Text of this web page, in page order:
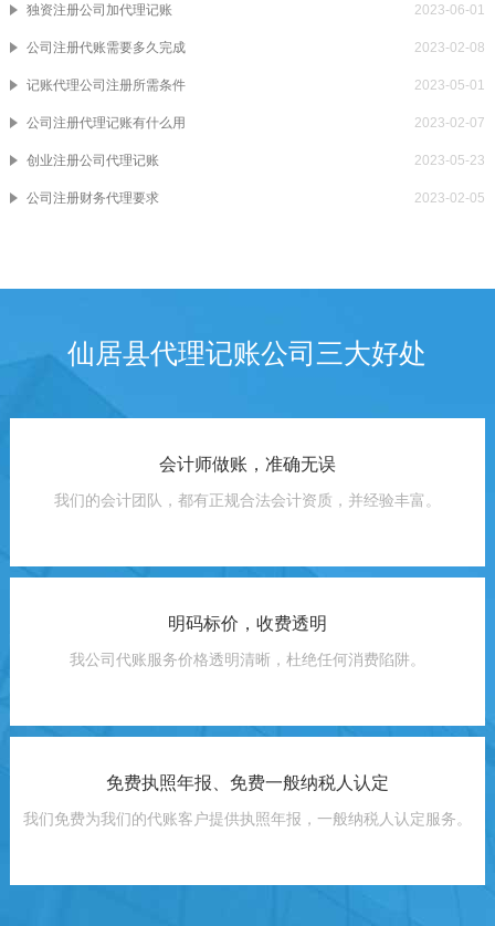
独资注册公司加代理记账 2023-06-01
公司注册代账需要多久完成 2023-02-08
记账代理公司注册所需条件 2023-05-01
公司注册代理记账有什么用 2023-02-07
创业注册公司代理记账 2023-05-23
公司注册财务代理要求 2023-02-05
仙居县代理记账公司三大好处
会计师做账，准确无误
我们的会计团队，都有正规合法会计资质，并经验丰富。
明码标价，收费透明
我公司代账服务价格透明清晰，杜绝任何消费陷阱。
免费执照年报、免费一般纳税人认定
我们免费为我们的代账客户提供执照年报，一般纳税人认定服务。